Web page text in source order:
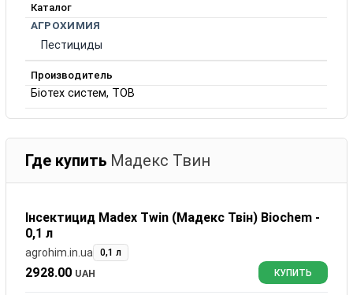
Каталог
АГРОХИМИЯ
Пестициды
Производитель
Біотех систем, ТОВ
Где купить Мадекс Твин
Інсектицид Madex Twin (Мадекс Твін) Biochem -
0,1 л
agrohim.in.ua 0,1 л
2928.00 UAH КУПИТЬ